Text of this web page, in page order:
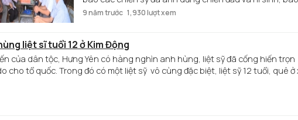
nguyện
ở
gia đình có con mãi nằm lại nơi chiến trường vì độc lập, tự
Nam anh hùng Nguyễn Thị Áo, thôn Thụy Dương, xã
Lôi, huyện Tiên Lữ.
9 năm trước 1,930 lượt xem
liệt sĩ tuổi 12 ở Kim Động
của dân tộc, Hưng Yên có hàng nghìn anh hùng, liệt sỹ đã cống hiến trọn
cho tổ quốc. Trong đó có một liệt sỹ vô cùng đặc biệt, liệt sỹ 12 tuổi, quê ở
Đó là liệt sỹ - Anh hùng lực lượng vũ trang nhân dân Trương Văn Tôn, liệt sỹ